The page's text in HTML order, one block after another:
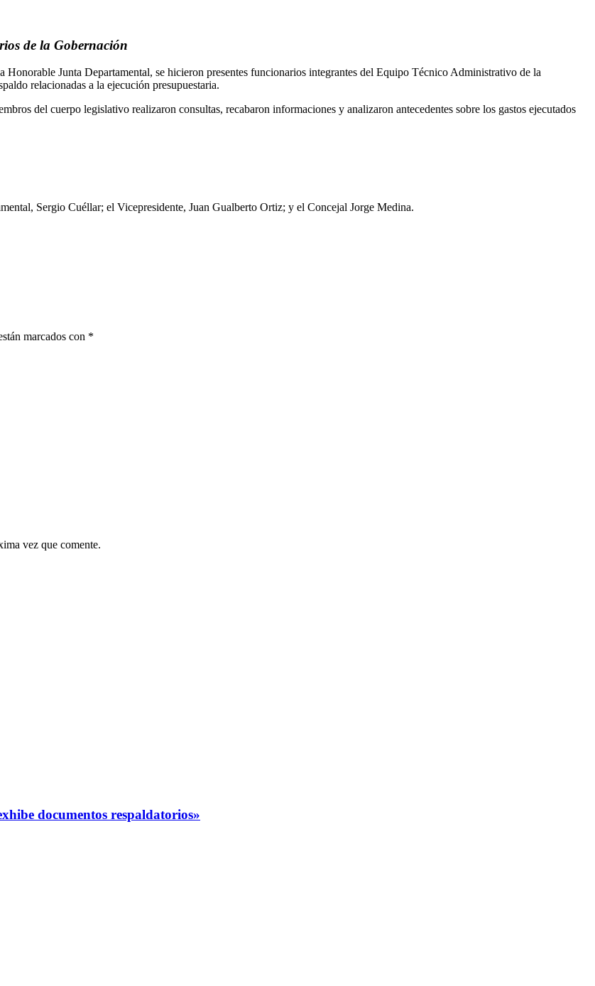
de la Gobernación
Junta Departamental, se hicieron presentes funcionarios integrantes del Equipo Técnico Administrativo de la
relacionadas a la ejecución presupuestaria.
del cuerpo legislativo realizaron consultas, recabaron informaciones y analizaron antecedentes sobre los gastos ejecutados
Sergio Cuéllar; el Vicepresidente, Juan Gualberto Ortiz; y el Concejal Jorge Medina.
marcados con *
vez que comente.
documentos respaldatorios»